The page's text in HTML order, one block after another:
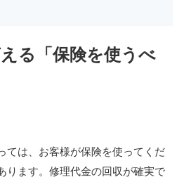
る「保険を使うべ
ては、お客様が保険を使ってくだ
ります。修理代金の回収が確実で